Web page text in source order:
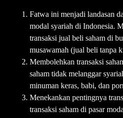
Fatwa ini menjadi landasan
modal syariah di Indonesia.
transaksi jual beli saham di
musawamah (jual beli tanpa
Membolehkan transaksi
saham tidak melanggar
minuman keras, babi, dan
Menekankan pentingnya
transaksi saham di pasar